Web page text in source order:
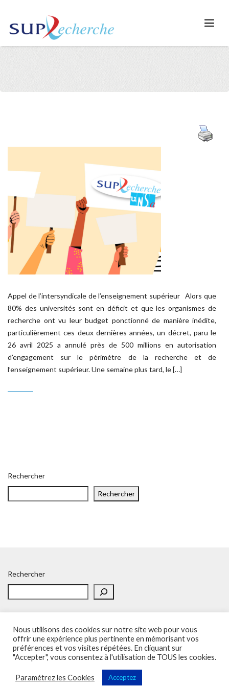
Appel de l’intersyndicale de l’enseignement supérieur Alors que
80% des universités sont en déficit et que les organismes de
recherche ont vu leur budget ponctionné de manière inédite,
particulièrement ces deux dernières années, un décret, paru le
26 avril 2025 a annulé près de 500 millions en autorisation
d’engagement sur le périmètre de la recherche et de
l’enseignement supérieur. Une semaine plus tard, le […]
Rechercher
Rechercher
Rechercher
Accueil Politique de confidentialité Adhésion
Contacts
SOS – Demande d’aide
Politique de confidentialité
Sup'Recherche - UNSA 2023 (illustrations de Freepik)
Nous utilisons des cookies sur notre site web pour vous
offrir une expérience plus pertinente en mémorisant vos
préférences et vos visites répétées. En cliquant sur
"Accepter", vous consentez à l'utilisation de TOUS les cookies.
Paramétrez les Cookies Acceptez